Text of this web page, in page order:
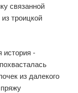
связанной
троицкой
история -
из далекого